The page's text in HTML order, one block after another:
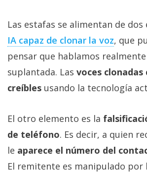
Las estafas se alimentan de dos
IA capaz de clonar la voz‎, que
pensar que hablamos
suplantada. Las voces clonadas
creíbles usando la tecnología
El otro elemento es la
de teléfono. Es decir, a quien
le aparece el número del
El remitente es manipulado por